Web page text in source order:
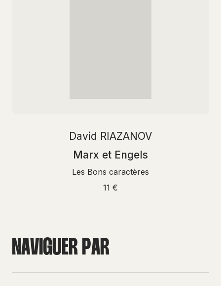
David RIAZANOV
Marx et Engels
Les Bons caractères
11 €
NAVIGUERPAR